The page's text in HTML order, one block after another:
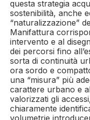
questa strategia
sostenibilità, anche
“naturalizzazione”
Manifattura
intervento e al
dei percorsi fino
sorta di continuità
ora sordo e
una “misura” più
carattere urbano e
valorizzati gli
chiaramente
volumetrie